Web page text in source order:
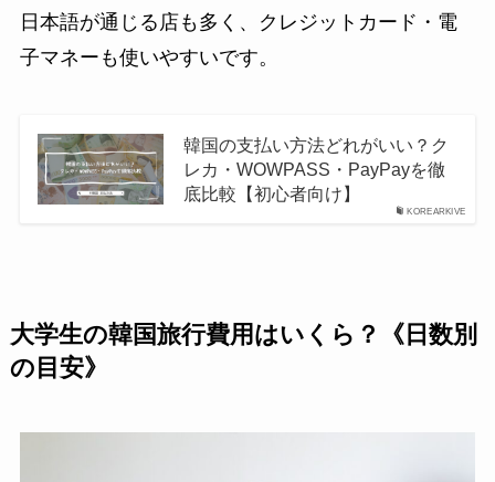
日本語が通じる店も多く、クレジットカード・電
子マネーも使いやすいです。
KOREARKIVE
韓国の支払い方法どれがいい？ク
レカ・WOWPASS・PayPayを徹
底比較【初心者向け】
大学生の韓国旅行費用はいくら？《日数別
の目安》